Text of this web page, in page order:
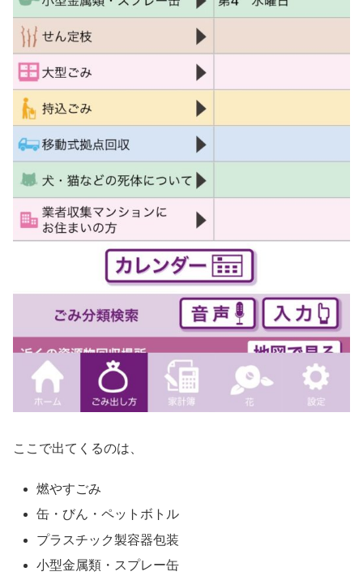
ここで出てくるのは、
燃やすごみ
缶・びん・ペットボトル
プラスチック製容器包装
小型金属類・スプレー缶